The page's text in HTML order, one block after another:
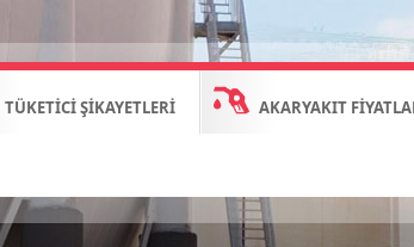
TÜKETİCİ ŞİKAYETLERİ AKARYAKIT